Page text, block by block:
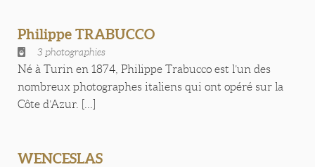
Philippe TRABUCCO
3 photographies
Né à Turin en 1874, Philippe Trabucco est l’un des
nombreux photographes italiens qui ont opéré sur la
Côte d’Azur. [...]
WENCESLAS